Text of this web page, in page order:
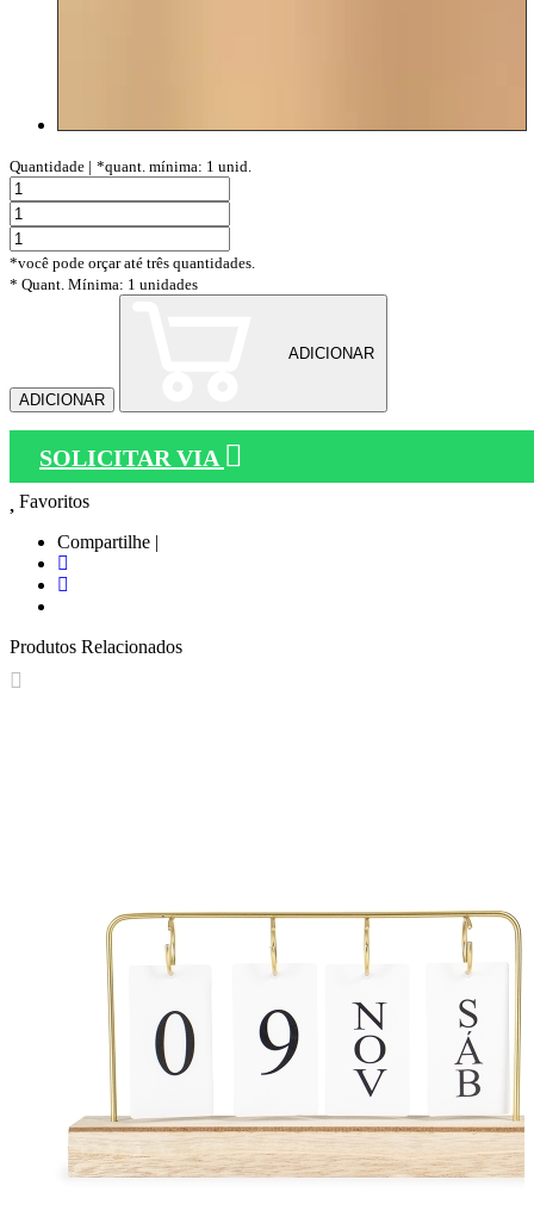
Quantidade | *quant. mínima: 1 unid.
*você pode orçar até três quantidades.
* Quant. Mínima: 1 unidades
ADICIONAR
ADICIONAR
SOLICITAR VIA
Favoritos
Compartilhe |
Produtos Relacionados